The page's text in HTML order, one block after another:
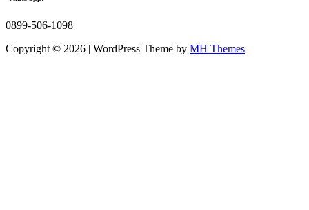
0899-506-1098
Copyright © 2026 | WordPress Theme by MH Themes